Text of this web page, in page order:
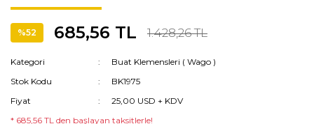
%52 685,56 TL 1.428,26 TL
Kategori
Buat Klemensleri ( Wago )
Stok Kodu
BK1975
Fiyat
25,00 USD + KDV
* 685,56 TL den başlayan taksitlerle!